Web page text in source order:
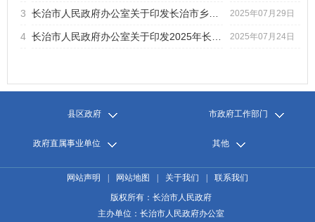
2021年第1期
2020年第5期
2020年第2期
2020年第1期
3 2025年07月29日
4 2025年07月24日
县区政府 市政府工作部门
政府直属事业单位 其他
网站声明 网站地图 关于我们
联系我们
版权所有：长治市人民政府
主办单位：长治市人民政府办公室